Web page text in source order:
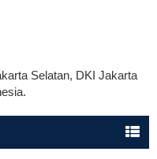
Selatan, DKI Jakarta